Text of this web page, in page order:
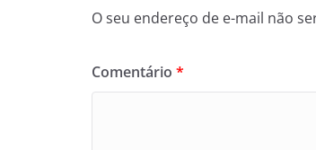
O seu endereço de e-mail não
Comentário *